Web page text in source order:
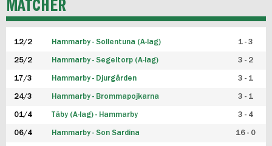
P19
F19
FUTSAL HERR
FUTSAL DAM
MATCHER
12/2 Hammarby - Sollentuna (A-lag) 1 - 3
25/2 Hammarby - Segeltorp (A-lag) 3 - 2
17/3 Hammarby - Djurgården 3 - 1
24/3 Hammarby - Brommapojkarna 3 - 1
01/4 Täby (A-lag) - Hammarby 3 - 4
06/4 Hammarby - Son Sardina 16 - 0